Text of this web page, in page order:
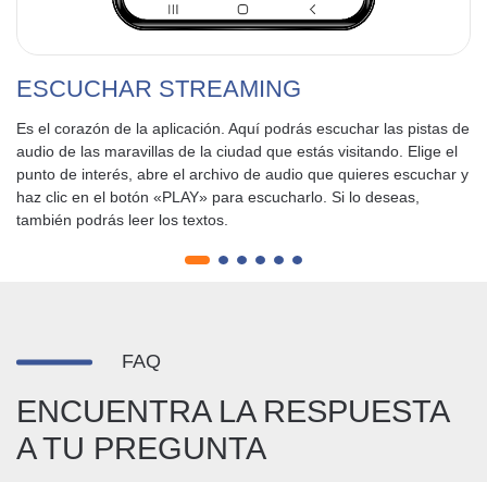
ESCUCHAR STREAMING
Es el corazón de la aplicación. Aquí podrás escuchar las pistas de
audio de las maravillas de la ciudad que estás visitando. Elige el
punto de interés, abre el archivo de audio que quieres escuchar y
haz clic en el botón «PLAY» para escucharlo. Si lo deseas,
también podrás leer los textos.
FAQ
ENCUENTRA LA RESPUESTA
A TU PREGUNTA